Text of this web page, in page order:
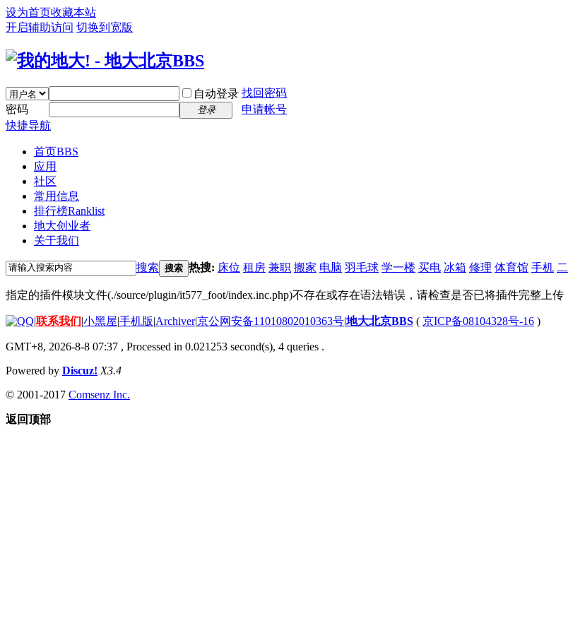
设为首页收藏本站
开启辅助访问 切换到宽版
自动登录 找回密码
密码
登录
申请帐号
快捷导航
首页BBS
应用
社区
常用信息
排行榜Ranklist
地大创业者
关于我们
搜索 搜索 热搜: 床位 租房 兼职 搬家 电脑 羽毛球 学一楼 买电 冰箱 修理 体育馆 手机
指定的插件模块文件(./source/plugin/it577_foot/index.inc.php)不存在或存在语法错误，请检查是否已将插件完整上传
|联系我们|小黑屋|手机版|Archiver|京公网安备11010802010363号|地大北京BBS ( 京ICP备08104328号-16 )
GMT+8, 2026-8-8 07:37 , Processed in 0.021253 second(s), 4 queries .
Powered by Discuz! X3.4
© 2001-2017 Comsenz Inc.
返回顶部